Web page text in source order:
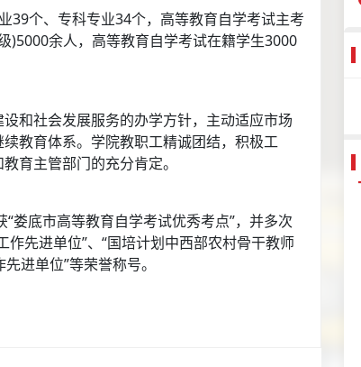
个、专科专业34个，高等教育自学考试主考
)5000余人，高等教育自学考试在籍学生3000
和社会发展服务的办学方针，主动适应市场
教育体系。学院教职工精诚团结，积极工
育主管部门的充分肯定。
底市高等教育自学考试优秀考点”，并多次
先进单位”、“国培计划中西部农村骨干教师
进单位”等荣誉称号。